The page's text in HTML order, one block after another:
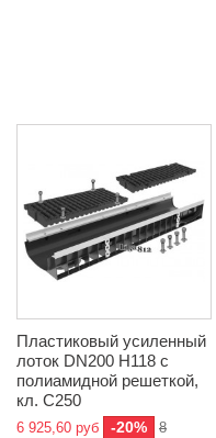
Пластиковый усиленный
лоток DN200 H118 с
полиамидной решеткой,
кл. C250
6 925,60 руб -20%
8